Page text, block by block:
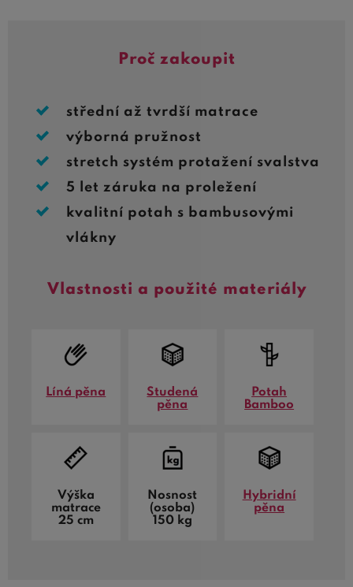
Proč zakoupit
střední až tvrdší matrace
výborná pružnost
stretch systém protažení svalstva
5 let záruka na proležení
kvalitní potah s bambusovými
vlákny
Vlastnosti a použité materiály
Líná pěna
Studená
pěna
Potah
Bamboo
Výška
matrace
25 cm
Nosnost
(osoba)
150 kg
Hybridní
pěna